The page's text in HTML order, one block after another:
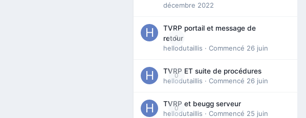
décembre 2022
0
TVRP portail et message de
retour
hellodutaillis · Commencé 26 juin
0
TVRP ET suite de procédures
hellodutaillis · Commencé 26 juin
0
TVRP et beugg serveur
hellodutaillis · Commencé 25 juin